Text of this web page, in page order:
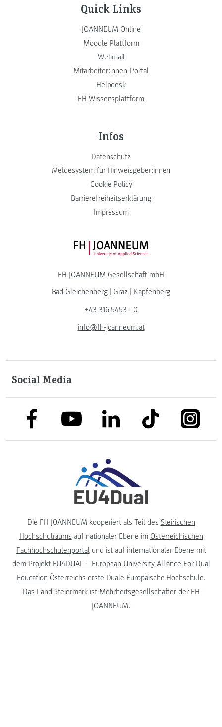
Quick Links
JOANNEUM Online
Moodle Plattform
Webmail
Mitarbeiter:innen-Portal
Helpdesk
FH Wissensplattform
Infos
Datenschutz
Meldesystem für Hinweisgeber:innen
Cookie Policy
Barrierefreiheitserklärung
Impressum
FH JOANNEUM Logo
FH JOANNEUM Gesellschaft mbH
Bad Gleichenberg
Graz
Kapfenberg
+43 316 5453 - 0
info@fh-joanneum.at
Social Media
link to facebooklink to youtubelink to linkedinlink to tiktok
Die FH JOANNEUM kooperiert als Teil des Steirischen
Hochschulraums auf nationaler Ebene im Österreichischen
Fachhochschulenportalund ist auf internationaler Ebene mit
dem Projekt EU4DUAL – European University Alliance For Dual
Education Österreichs erste Duale Europäische Hochschule.
Das Land Steiermarkist Mehrheitsgesellschafter der FH
JOANNEUM.